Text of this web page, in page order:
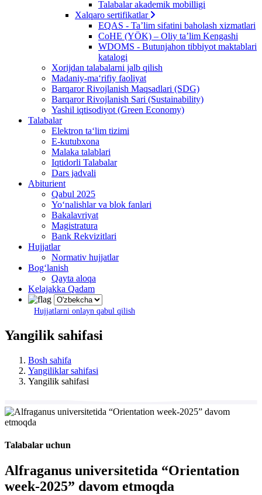
Talabalar akademik mobilligi
Xalqaro sertifikatlar
EQAS - Ta’lim sifatini baholash xizmatlari
CoHE (YÖK) – Oliy ta’lim Kengashi
WDOMS - Butunjahon tibbiyot maktablari
katalogi
Xorijdan talabalarni jalb qilish
Madaniy-ma‘rifiy faoliyat
Barqaror Rivojlanish Maqsadlari (SDG)
Barqaror Rivojlanish Sari (Sustainability)
Yashil iqtisodiyot (Green Economy)
Talabalar
Elektron ta‘lim tizimi
E-kutubxona
Malaka talablari
Iqtidorli Talabalar
Dars jadvali
Abiturient
Qabul 2025
Yo‘nalishlar va blok fanlari
Bakalavriyat
Magistratura
Bank Rekvizitlari
Hujjatlar
Normativ hujjatlar
Bog‘lanish
Qayta aloqa
Kelajakka Qadam
Hujjatlarni onlayn qabul qilish
Yangilik sahifasi
Bosh sahifa
Yangiliklar sahifasi
Yangilik sahifasi
Talabalar uchun
Alfraganus universitetida “Orientation
week-2025” davom etmoqda